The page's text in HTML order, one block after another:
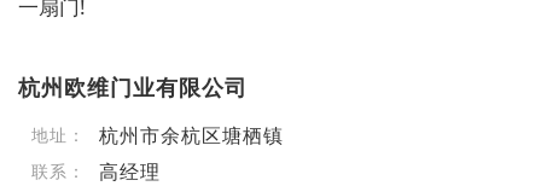
一扇门!
杭州欧维门业有限公司
地址： 杭州市余杭区塘栖镇
联系： 高经理